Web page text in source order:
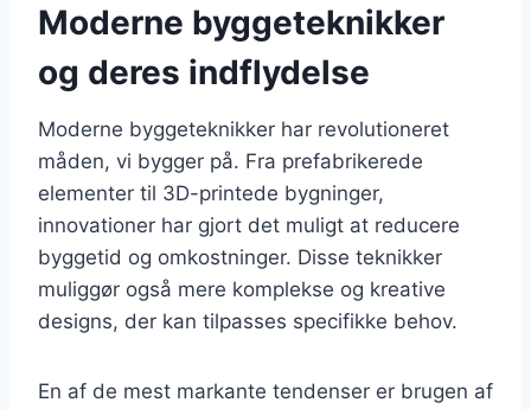
Moderne byggeteknikker
og deres indflydelse
Moderne byggeteknikker har revolutioneret
måden, vi bygger på. Fra prefabrikerede
elementer til 3D-printede bygninger,
innovationer har gjort det muligt at reducere
byggetid og omkostninger. Disse teknikker
muliggør også mere komplekse og kreative
designs, der kan tilpasses specifikke behov.
En af de mest markante tendenser er brugen af